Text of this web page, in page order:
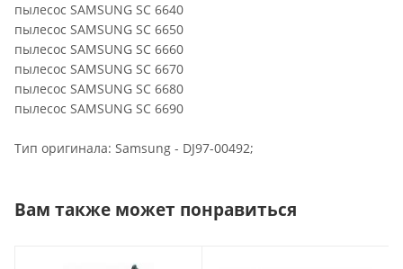
пылесос SAMSUNG SC 6640
пылесос SAMSUNG SC 6650
пылесос SAMSUNG SC 6660
пылесос SAMSUNG SC 6670
пылесос SAMSUNG SC 6680
пылесос SAMSUNG SC 6690
Тип оригинала: Samsung - DJ97-00492;
Вам также может понравиться